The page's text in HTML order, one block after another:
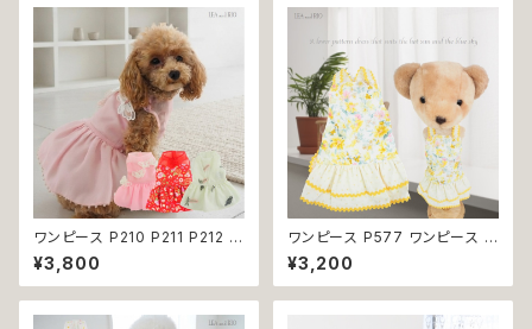
ワンピース P210 P211 P212 犬
イエロー ピンク ホワイト レッド
レモン 蝶 フラワー 猫 ペット 服
犬服 犬の服 犬洋服 犬の洋服
¥3,800
ワンピース P577 ワンピース ド
レス ハンドメイド 花 スカート ト
ップス ティアードスカート 春 夏
パピー 小型犬 犬 猫 ペット 服
¥3,200